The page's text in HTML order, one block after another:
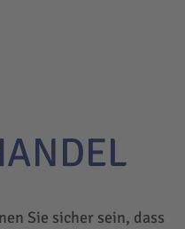
Sie sicher sein, dass